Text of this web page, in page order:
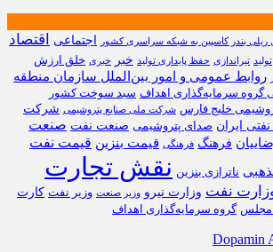
ریلی بندر کاسپین به شبکه سراسری کشور اجتماعی اقتصاد
تولید تیراندازی حفظ پایداری تولید خبر خبری خلق ارزش
روابط عمومی و امور بین‌الملل سازمان منطقه
گروه سرمایه‌گذاری اهداف سبد سوخت کشور
خلیج فارس شرکت ملی صنایع پتروشیمی شرکت
ایران صدای پتروشیمی صنعت نفت صنعت
فرهنگ فرهنگی قیمت بنزین قیمت نفت
ناترازی بنزین نقش تجارت
نفت وزارت نیرو وزیر صنعت وزیر نفت کارت
مجلس گروه سرمایه‌‌گذاری اهداف